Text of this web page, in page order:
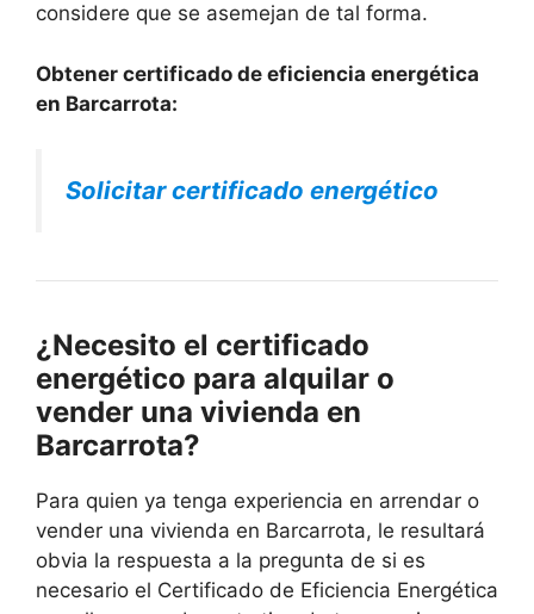
considere que se asemejan de tal forma.
Obtener certificado de eficiencia energética
en Barcarrota:
Solicitar certificado energético
¿Necesito el certificado
energético para alquilar o
vender una vivienda en
Barcarrota?
Para quien ya tenga experiencia en arrendar o
vender una vivienda en Barcarrota, le resultará
obvia la respuesta a la pregunta de si es
necesario el Certificado de Eficiencia Energética